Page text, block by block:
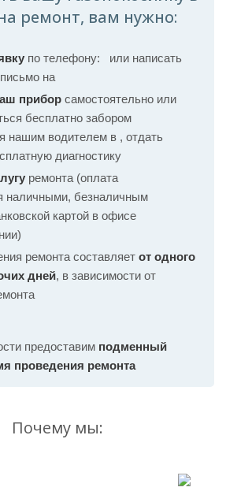
ремонт, вам нужно:
по телефону:
или написать
на
прибор самостоятельно или
бесплатно забором
нашим водителем в , отдать
диагностику
ремонта (оплата
наличными, безналичным
картой в офисе
ремонта составляет от одного
дней, в зависимости от
предоставим подменный
проведения ремонта
Почему мы: